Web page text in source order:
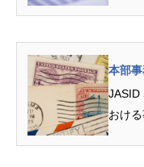
本部
JASID
おけ